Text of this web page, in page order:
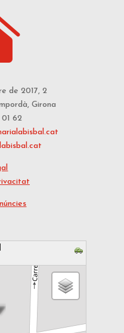
de 2017, 2
Girona
01 62